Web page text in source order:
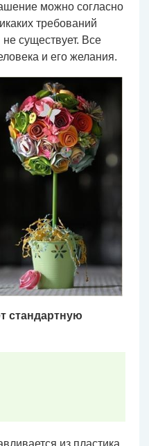
можно согласно
требований
существует. Все
и его желания.
стандартную